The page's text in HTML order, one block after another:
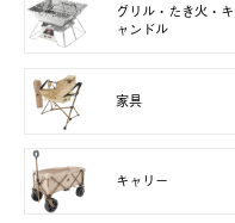
グリル・たき火・キ
ャンドル
家具
キャリー